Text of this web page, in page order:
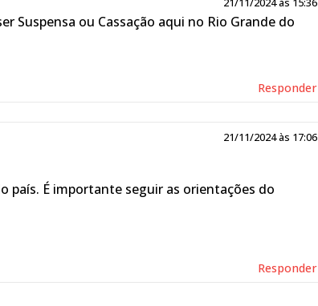
Suspensa ou Cassação aqui no Rio Grande do
Responder
21/11/2024 às 17:06
É importante seguir as orientações do
Responder